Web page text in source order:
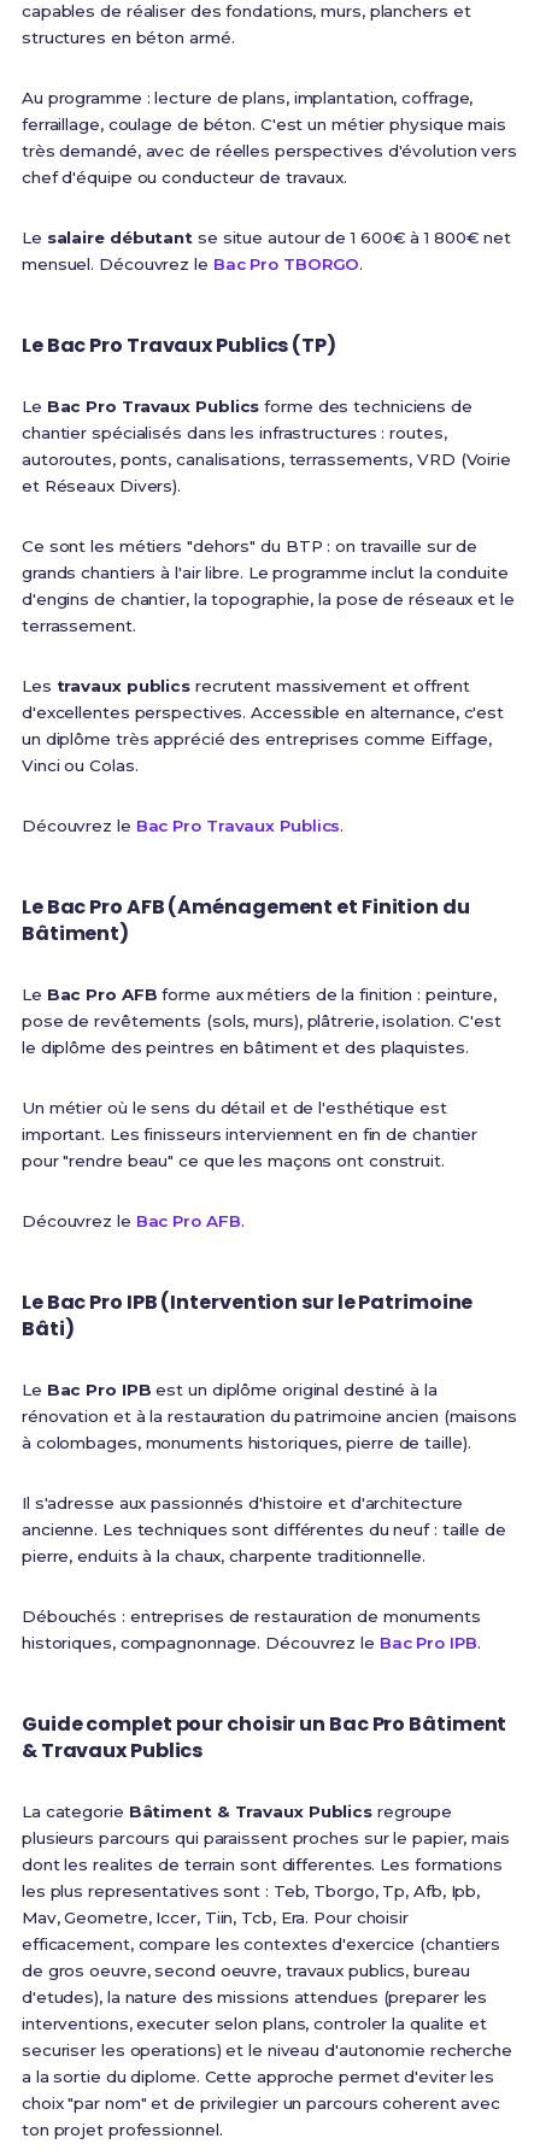
capables de réaliser des fondations, murs, planchers et
structures en béton armé.
Au programme : lecture de plans, implantation, coffrage,
ferraillage, coulage de béton. C'est un métier physique mais
très demandé, avec de réelles perspectives d'évolution vers
chef d'équipe ou conducteur de travaux.
Le salaire débutant se situe autour de 1 600€ à 1 800€ net
mensuel. Découvrez le Bac Pro TBORGO.
Le Bac Pro Travaux Publics (TP)
Le Bac Pro Travaux Publics forme des techniciens de
chantier spécialisés dans les infrastructures : routes,
autoroutes, ponts, canalisations, terrassements, VRD (Voirie
et Réseaux Divers).
Ce sont les métiers "dehors" du BTP : on travaille sur de
grands chantiers à l'air libre. Le programme inclut la conduite
d'engins de chantier, la topographie, la pose de réseaux et le
terrassement.
Les travaux publics recrutent massivement et offrent
d'excellentes perspectives. Accessible en alternance, c'est
un diplôme très apprécié des entreprises comme Eiffage,
Vinci ou Colas.
Découvrez le Bac Pro Travaux Publics.
Le Bac Pro AFB (Aménagement et Finition du
Bâtiment)
Le Bac Pro AFB forme aux métiers de la finition : peinture,
pose de revêtements (sols, murs), plâtrerie, isolation. C'est
le diplôme des peintres en bâtiment et des plaquistes.
Un métier où le sens du détail et de l'esthétique est
important. Les finisseurs interviennent en fin de chantier
pour "rendre beau" ce que les maçons ont construit.
Découvrez le Bac Pro AFB.
Le Bac Pro IPB (Intervention sur le Patrimoine
Bâti)
Le Bac Pro IPB est un diplôme original destiné à la
rénovation et à la restauration du patrimoine ancien (maisons
à colombages, monuments historiques, pierre de taille).
Il s'adresse aux passionnés d'histoire et d'architecture
ancienne. Les techniques sont différentes du neuf : taille de
pierre, enduits à la chaux, charpente traditionnelle.
Débouchés : entreprises de restauration de monuments
historiques, compagnonnage. Découvrez le Bac Pro IPB.
Guide complet pour choisir un Bac Pro Bâtiment
& Travaux Publics
La categorie Bâtiment & Travaux Publics regroupe
plusieurs parcours qui paraissent proches sur le papier, mais
dont les realites de terrain sont differentes. Les formations
les plus representatives sont : Teb, Tborgo, Tp, Afb, Ipb,
Mav, Geometre, Iccer, Tiin, Tcb, Era. Pour choisir
efficacement, compare les contextes d'exercice (chantiers
de gros oeuvre, second oeuvre, travaux publics, bureau
d'etudes), la nature des missions attendues (preparer les
interventions, executer selon plans, controler la qualite et
securiser les operations) et le niveau d'autonomie recherche
a la sortie du diplome. Cette approche permet d'eviter les
choix "par nom" et de privilegier un parcours coherent avec
ton projet professionnel.